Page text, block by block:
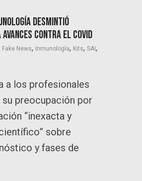
desmintió
avances contra el Covid
Fake News, Inmunología, Kits, SAI,
a los profesionales
preocupación por
“inexacta y
sobre
y fases de